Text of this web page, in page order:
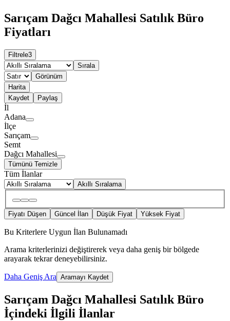
Sarıçam Dağcı Mahallesi Satılık Büro
Fiyatları
Filtrele3
Sırala
Görünüm
Harita
Kaydet
Paylaş
İl
Adana
İlçe
Sarıçam
Semt
Dağcı Mahallesi
Tümünü Temizle
Tüm İlanlar
Akıllı Sıralama
Fiyatı Düşen Güncel İlan Düşük Fiyat Yüksek Fiyat
Bu Kriterlere Uygun İlan Bulunamadı
Arama kriterlerinizi değiştirerek veya daha geniş bir bölgede
arayarak tekrar deneyebilirsiniz.
Daha Geniş Ara Aramayı Kaydet
Sarıçam Dağcı Mahallesi Satılık Büro
İçindeki İlgili İlanlar